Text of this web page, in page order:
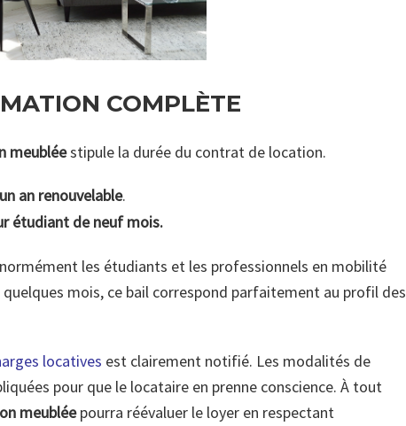
COMPLÈTE
meubléestipule la durée du contrat de location.
an renouvelable.
étudiant de neuf mois.
les étudiants et les professionnels en mobilité
mois, ce bail correspond parfaitement au profil des
locatives est clairement notifié. Les modalités de
pour que le locataire en prenne conscience. À tout
meubléepourra réévaluer le loyer en respectant